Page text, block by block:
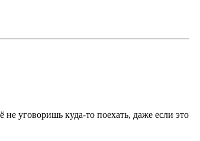
уговоришь куда-то поехать, даже если это